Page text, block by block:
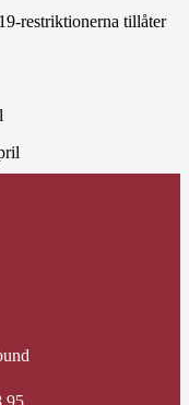
restriktionerna tillåter